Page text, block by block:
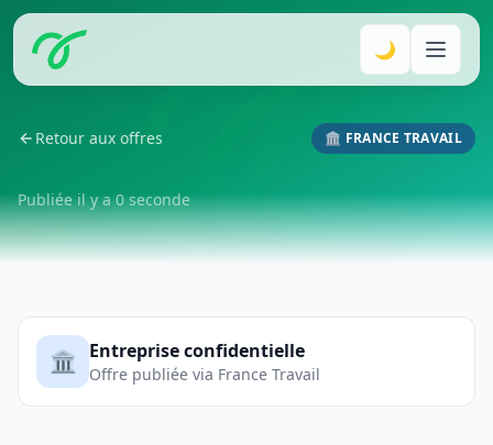
🌙
Retour aux offres 🏛️ FRANCE TRAVAIL
Publiée il y a 0 seconde
🏛️ Entreprise confidentielle
Offre publiée via France Travail